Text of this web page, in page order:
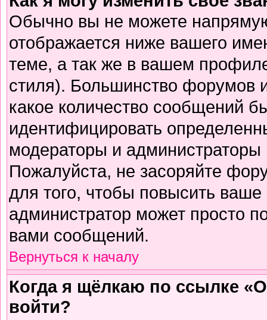
Обычно вы не можете
отображается ниже вашего
теме, а так же в вашем
стиля). Большинство форумов
какое количество сообщений
идентифицировать
модераторы и
Пожалуйста, не засоряйте
для того, чтобы повысить
администратор может просто
вами сообщений.
Вернуться к началу
Когда я щёлкаю по ссылке
войти?